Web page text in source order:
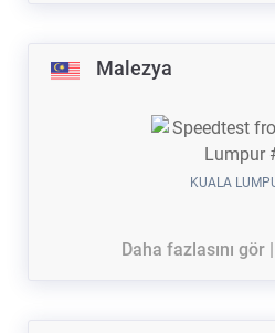
Malezya
KUALA
Daha fazlasını